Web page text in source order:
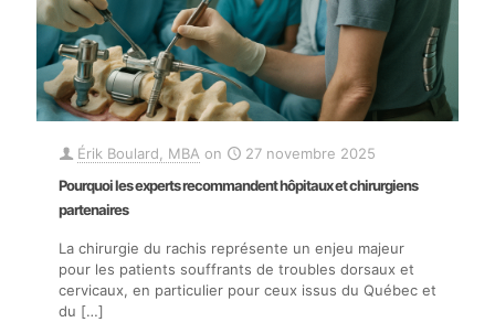
Érik Boulard, MBA on
27 novembre 2025
Pourquoi les experts recommandent hôpitaux et chirurgiens
partenaires
La chirurgie du rachis représente un enjeu majeur
pour les patients souffrants de troubles dorsaux et
cervicaux, en particulier pour ceux issus du Québec et
du […]